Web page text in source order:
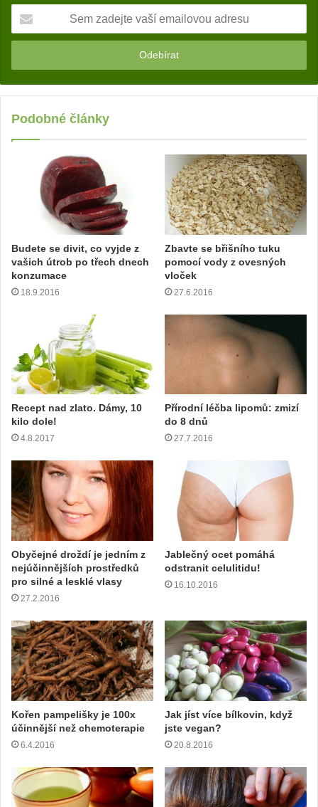
m
a
d
j
a
i
l
o
d
r
Podobné články
Budete se divit, co vyjde z
vašich útrob po třech dnech
konzumace
18.9.2016
Zbavte se břišního tuku
pomocí vody z ovesných
vloček
27.6.2016
Recept nad zlato. Dámy, 10
kilo dole!
4.8.2017
Přírodní léčba lipomů: zmizí
do 8 dnů
27.7.2016
Obyčejné droždí je jedním z
nejúčinnějších prostředků
pro silné a lesklé vlasy
27.2.2016
Jablečný ocet pomáhá
odstranit celulitidu!
16.10.2016
Kořen pampelišky je 100x
účinnější než chemoterapie
6.4.2016
Jak jíst více bílkovin, když
jste vegan?
20.8.2016